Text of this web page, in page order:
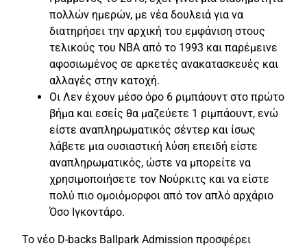
πολλών ημερών, με νέα δουλειά για να
διατηρήσει την αρχική του εμφάνιση στους
τελικούς του NBA από το 1993 και παρέμεινε
αφοσιωμένος σε αρκετές ανακατασκευές και
αλλαγές στην κατοχή.
Οι Λεν έχουν μέσο όρο 6 ριμπάουντ στο πρώτο
βήμα και εσείς θα μαζεύετε 1 ριμπάουντ, ενώ
είστε αναπληρωματικός σέντερ και ίσως
λάβετε μια ουσιαστική λύση επειδή είστε
αναπληρωματικός, ώστε να μπορείτε να
χρησιμοποιήσετε τον Νούρκιτς και να είστε
πολύ πιο ομοιόμορφοι από τον απλό αρχάριο
Όσο Ιγκοντάρο.
Το νέο D-backs Ballpark Admission προσφέρει